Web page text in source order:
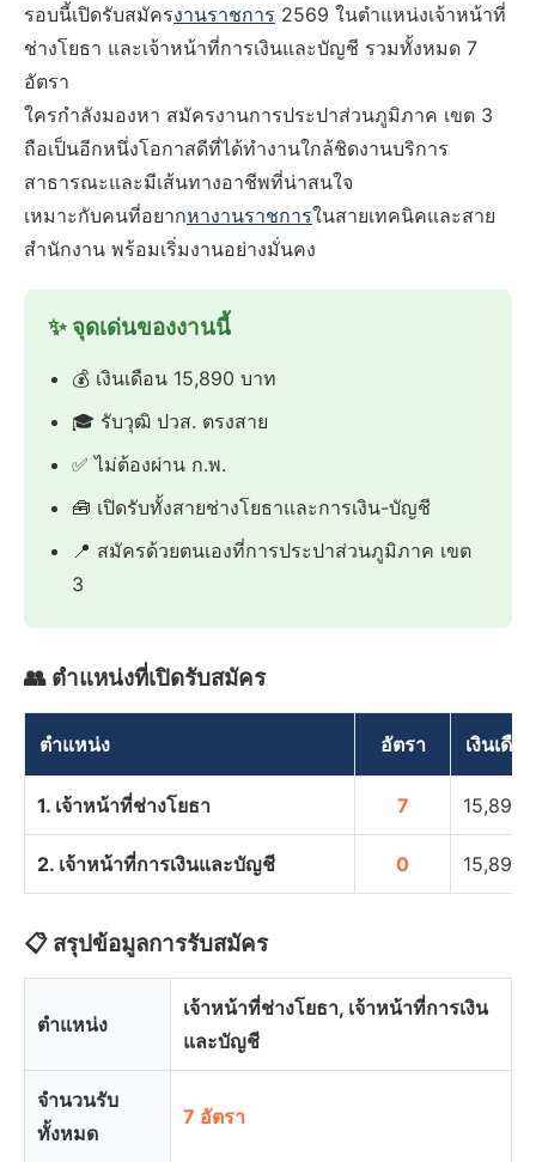
รอบนี้เปิดรับสมัครงานราชการ 2569 ในตำแหน่งเจ้าหน้าที่
ช่างโยธา และเจ้าหน้าที่การเงินและบัญชี รวมทั้งหมด 7
อัตรา
ใครกำลังมองหา สมัครงานการประปาส่วนภูมิภาค เขต 3
ถือเป็นอีกหนึ่งโอกาสดีที่ได้ทำงานใกล้ชิดงานบริการ
สาธารณะและมีเส้นทางอาชีพที่น่าสนใจ
เหมาะกับคนที่อยากหางานราชการในสายเทคนิคและสาย
สำนักงาน พร้อมเริ่มงานอย่างมั่นคง
✨ จุดเด่นของงานนี้
💰 เงินเดือน 15,890 บาท
🎓 รับวุฒิ ปวส. ตรงสาย
✅ ไม่ต้องผ่าน ก.พ.
🧰 เปิดรับทั้งสายช่างโยธาและการเงิน-บัญชี
📍 สมัครด้วยตนเองที่การประปาส่วนภูมิภาค เขต
3
👥 ตำแหน่งที่เปิดรับสมัคร
ตำแหน่ง อัตรา เงินเดือน
1. เจ้าหน้าที่ช่างโยธา 7 15,890
2. เจ้าหน้าที่การเงินและบัญชี 0 15,890
📋 สรุปข้อมูลการรับสมัคร
ตำแหน่ง
เจ้าหน้าที่ช่างโยธา, เจ้าหน้าที่การเงิน
และบัญชี
จำนวนรับ
ทั้งหมด
7 อัตรา